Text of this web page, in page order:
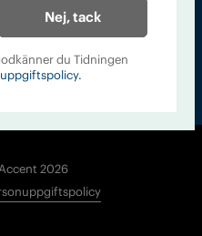
2026
Nej, tack
du Tidningen